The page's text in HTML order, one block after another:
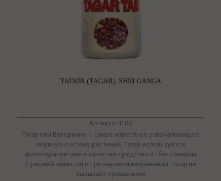
ТАГАРА (TAGAR), SHRI GANGA
Артикул: 4100
Тагар или Валериана — самое известное успокаивающее
нервную систему растение. Тагар используется
фитотерапевтами в качестве средства от бессонницы
(средней тяжести) и при нервном напряжении. Тагар не
вызывает привыкания